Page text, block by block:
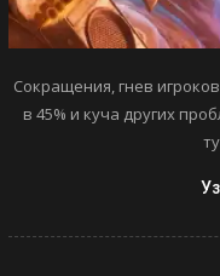
Сокращения, гнев
в 45% и куча других